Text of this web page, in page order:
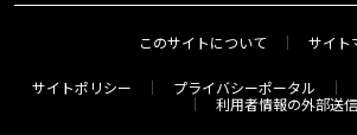
このサイトについて サイト
サイトポリシー プライバシーポータル
利用者情報の外部送信